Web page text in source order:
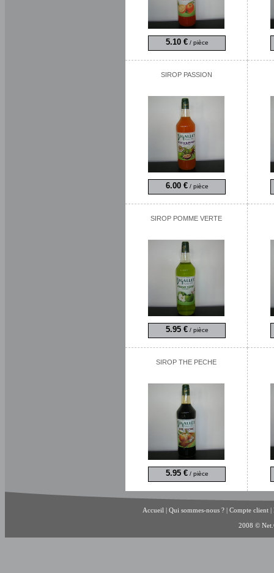
5.10 €/ pièce
SIROP PASSION
6.00 €/ pièce
SIROP POMME VERTE
5.95 €/ pièce
SIROP THE PECHE
5.95 €/ pièce
Accueil | Qui sommes-nous ?| Compte client |
2008 ©